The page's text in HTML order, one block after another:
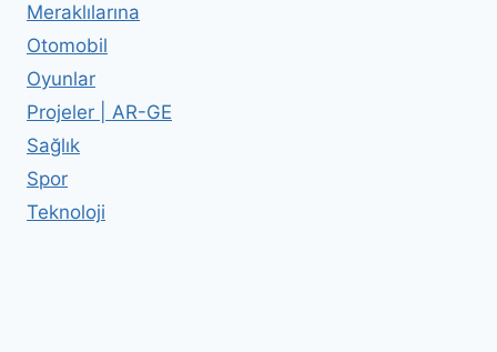
Meraklılarına
Otomobil
Oyunlar
Projeler | AR-GE
Sağlık
Spor
Teknoloji